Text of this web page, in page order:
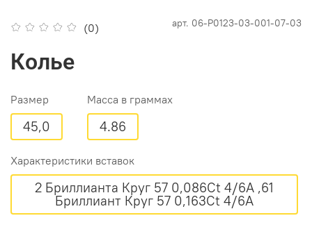
(0) арт. 06-P0123-03-001-07-03
Колье
Размер
45,0
Масса в граммах
4.86
Характеристики вставок
2 Бриллианта Круг 57 0,086Ct 4/6А ,61
Бриллиант Круг 57 0,163Ct 4/6А